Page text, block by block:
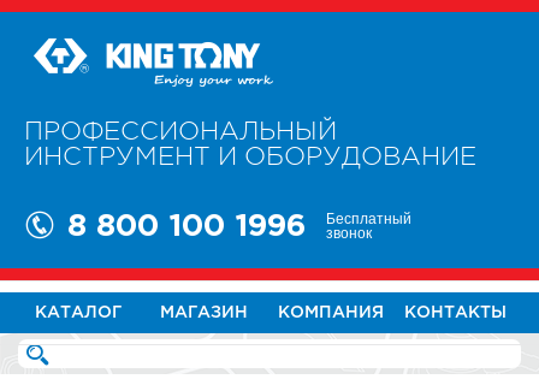
ПРОФЕССИОНАЛЬНЫЙ
ИНСТРУМЕНТ И ОБОРУДОВАНИЕ
8 800 100 1996 Бесплатный
звонок
КАТАЛОГ МАГАЗИН КОМПАНИЯ КОНТАКТЫ